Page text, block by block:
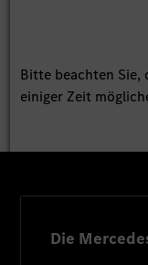
Bitte beachten Sie,
einiger Zeit
Die